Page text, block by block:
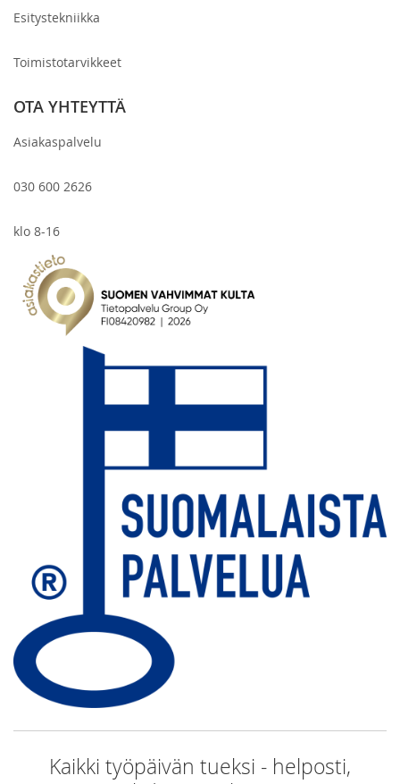
Esitystekniikka
Toimistotarvikkeet
OTA YHTEYTTÄ
Asiakaspalvelu
030 600 2626
klo 8-16
Kaikki työpäivän tueksi - helposti,